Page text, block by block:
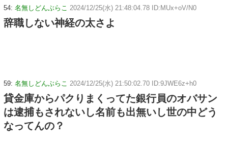
54: 名無しどんぶらこ 2024/12/25(水) 21:48:04.78 ID:MUx+oV/N0
辞職しない神経の太さよ
59: 名無しどんぶらこ 2024/12/25(水) 21:50:02.70 ID:9JWE6z+h0
貸金庫からパクりまくってた銀行員のオバサン
は逮捕もされないし名前も出無いし世の中どう
なってんの？